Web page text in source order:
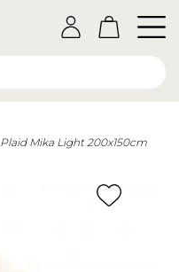
Plaid Mika Light 200x150cm